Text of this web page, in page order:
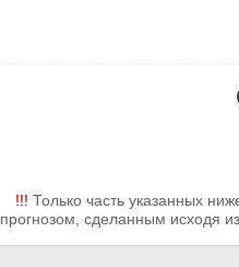
!!! Только часть указанных
прогнозом, сделанным исходя